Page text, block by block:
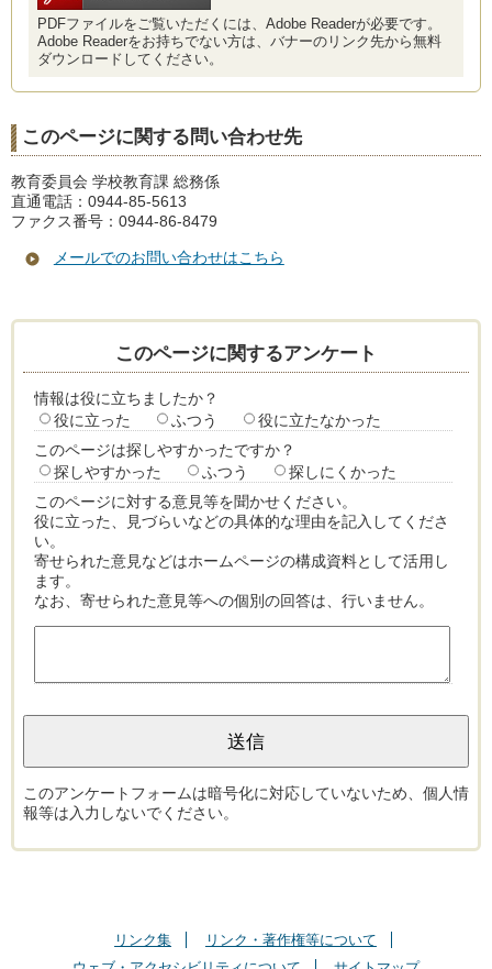
PDFファイルをご覧いただくには、Adobe Readerが必要です。
Adobe Readerをお持ちでない方は、バナーのリンク先から無料
ダウンロードしてください。
このページに関する問い合わせ先
教育委員会 学校教育課 総務係
直通電話：0944-85-5613
ファクス番号：0944-86-8479
メールでのお問い合わせはこちら
このページに関するアンケート
情報は役に立ちましたか？
役に立った
ふつう
役に立たなかった
このページは探しやすかったですか？
探しやすかった
ふつう
探しにくかった
このページに対する意見等を聞かせください。
役に立った、見づらいなどの具体的な理由を記入してくださ
い。
寄せられた意見などはホームページの構成資料として活用し
ます。
なお、寄せられた意見等への個別の回答は、行いません。
このアンケートフォームは暗号化に対応していないため、個人情
報等は入力しないでください。
リンク集
リンク・著作権等について